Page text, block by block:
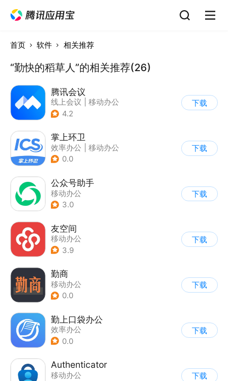
首页 软件 相关推荐
“勤快的稻草人”的相关推荐(26)
腾讯会议
线上会议
移动办公
4.2
下载
掌上环卫
效率办公
移动办公
0.0
下载
公众号助手
移动办公
3.0
下载
友空间
移动办公
3.9
下载
勤商
移动办公
0.0
下载
勤上口袋办公
效率办公
0.0
下载
Authenticator
移动办公
下载